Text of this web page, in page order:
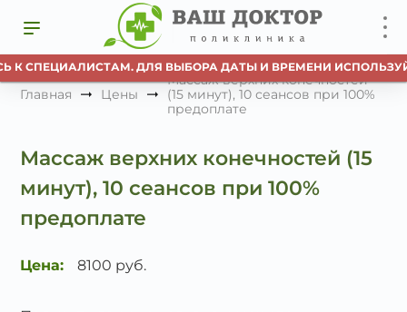
СПЕЦИАЛИСТАМ. ДЛЯ ВЫБОРА ДАТЫ И ВРЕМЕНИ
Главная Цены
Массаж верхних конечностей
(15 минут), 10 сеансов при 100%
предоплате
Массаж верхних конечностей (15
минут), 10 сеансов при 100%
предоплате
Цена: 8100 руб.